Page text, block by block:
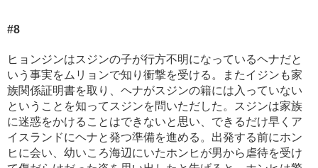
#8
ヒョンジンはスジンの子が行方不明になっているヘナだと
いう事実をムリョンで知り衝撃を受ける。またイジンも家
族関係証明書を取り、ヘナがスジンの籍には入っていない
ということを知ってスジンを問いただした。スジンは家族
に迷惑をかけることはできないと思い、できるだけ早くア
イスランドにヘナと発つ準備を進める。出発する前にホン
ヒに会い、幼いころ海辺にいたホンヒが男から虐待を受け